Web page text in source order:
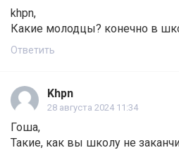
khpn,
Какие молодцы? конечно в
Ответить
Khpn
28 августа 2024 11:34
Гоша,
Такие, как вы школу не